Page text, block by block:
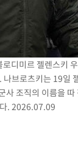
디미르 젤렌스키
브로츠키는 19일
조직의 이름을
. 2026.07.09